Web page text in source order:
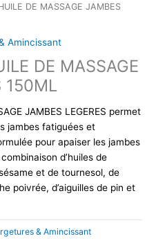
DE MASSAGE JAMBES
Amincissant
DE MASSAGE
150ML
JAMBES LEGERES permet
jambes fatiguées et
pour apaiser les jambes
d’huiles de
et de tournesol, de
poivrée, d’aiguilles de pin et
& Amincissant